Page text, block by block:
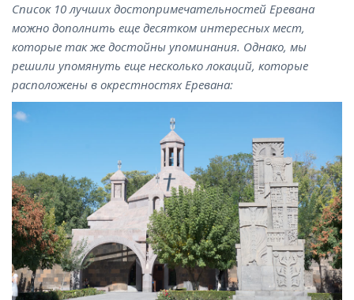
Список 10 лучших достопримечательностей Еревана
можно дополнить еще десятком интересных мест,
которые так же достойны упоминания. Однако, мы
решили упомянуть еще несколько локаций, которые
расположены в окрестностях Еревана: